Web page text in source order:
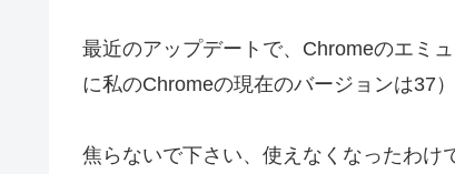
最近のアップデートで、Chromeのエミ
に私のChromeの現在のバージョンは37）
焦らないで下さい、使えなくなったわけ